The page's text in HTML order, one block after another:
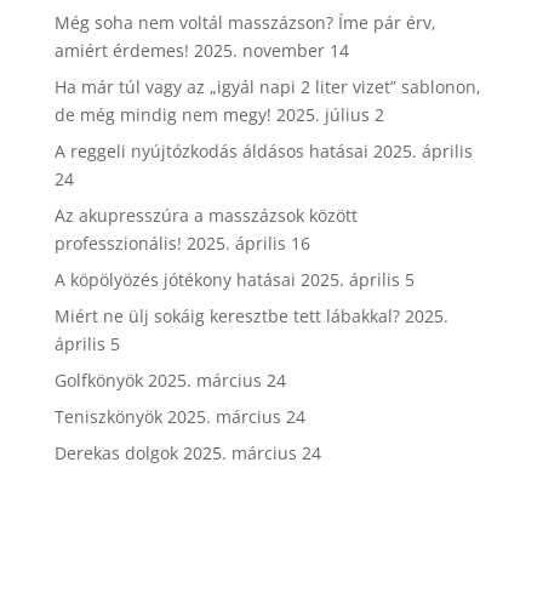
Még soha nem voltál masszázson? Íme pár érv,
amiért érdemes! 2025. november 14
Ha már túl vagy az „igyál napi 2 liter vizet” sablonon,
de még mindig nem megy! 2025. július 2
A reggeli nyújtózkodás áldásos hatásai 2025. április
24
Az akupresszúra a masszázsok között
professzionális! 2025. április 16
A köpölyözés jótékony hatásai 2025. április 5
Miért ne ülj sokáig keresztbe tett lábakkal? 2025.
április 5
Golfkönyök 2025. március 24
Teniszkönyök 2025. március 24
Derekas dolgok 2025. március 24